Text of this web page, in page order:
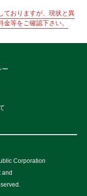
ておりますが、現状と異
等をご確認下さい。
ー
Corporation
and